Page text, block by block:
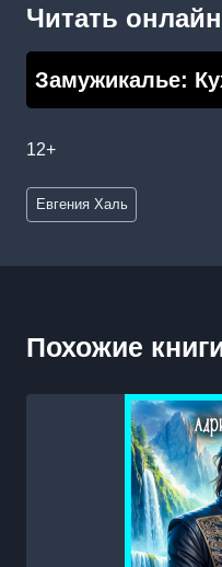
Читать
Замужикалье:
12+
Метки
записи:
Евгения Халь
Похожие